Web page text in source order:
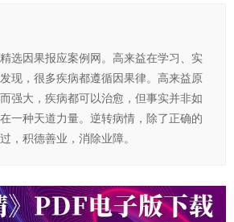
选因果报应案例网。高来益在学习、实
现，很多疾病都遵循因果律。高来益原
强大，疾病都可以治愈，但事实并非如
一种天道力量。逆转病情，除了正确的
，积德善业，消除业障。